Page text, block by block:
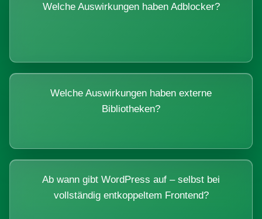
Welche Auswirkungen haben Adblocker?
Welche Auswirkungen haben externe
Bibliotheken?
Ab wann gibt WordPress auf – selbst bei
vollständig entkoppeltem Frontend?